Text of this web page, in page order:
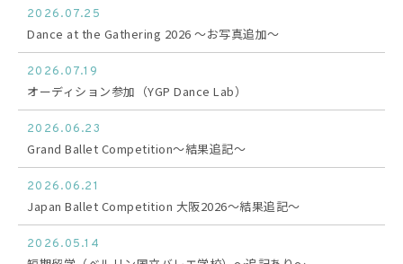
2026.07.25
Dance at the Gathering 2026 〜お写真追加〜
2026.07.19
オーディション参加（YGP Dance Lab）
2026.06.23
Grand Ballet Competition〜結果追記〜
2026.06.21
Japan Ballet Competition 大阪2026〜結果追記〜
2026.05.14